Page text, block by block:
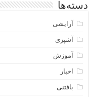
دسته‌ها
آرایشی
آشپزی
آموزش
اخبار
بافتنی